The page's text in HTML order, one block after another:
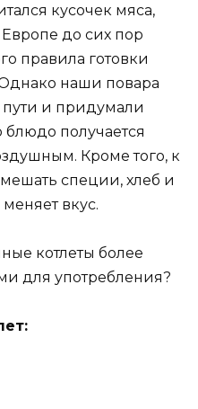
кусочек мяса,
до сих пор
правила готовки
наши повара
и придумали
блюдо получается
Кроме того, к
специи, хлеб и
вкус.
котлеты более
для употребления?